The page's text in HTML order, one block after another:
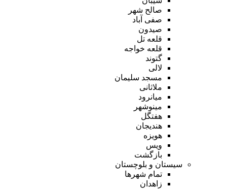
صالح شهر
صفی آباد
صیدون
قلعه تل
قلعه خواجه
گتوند
لالی
مسجد سلیمان
ملاثانی
میانرود
مینوشهر
هفتگل
هندیجان
هویزه
ویس
بازگشت
سیستان و بلوچستان
تمام شهر‌ها
زاهدان